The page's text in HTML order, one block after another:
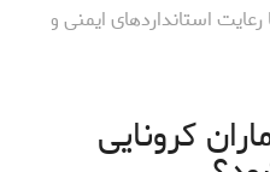
استانداردهای ایمنی و
کرونایی